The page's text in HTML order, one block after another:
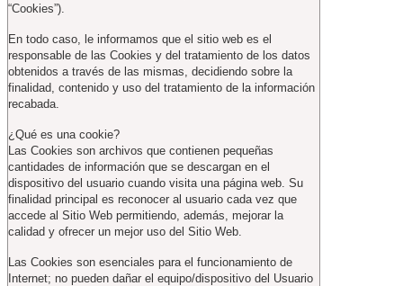
“Cookies”).
En todo caso, le informamos que el sitio web es el
responsable de las Cookies y del tratamiento de los datos
obtenidos a través de las mismas, decidiendo sobre la
finalidad, contenido y uso del tratamiento de la información
recabada.
¿Qué es una cookie?
Las Cookies son archivos que contienen pequeñas
cantidades de información que se descargan en el
dispositivo del usuario cuando visita una página web. Su
finalidad principal es reconocer al usuario cada vez que
accede al Sitio Web permitiendo, además, mejorar la
calidad y ofrecer un mejor uso del Sitio Web.
Las Cookies son esenciales para el funcionamiento de
Internet; no pueden dañar el equipo/dispositivo del Usuario